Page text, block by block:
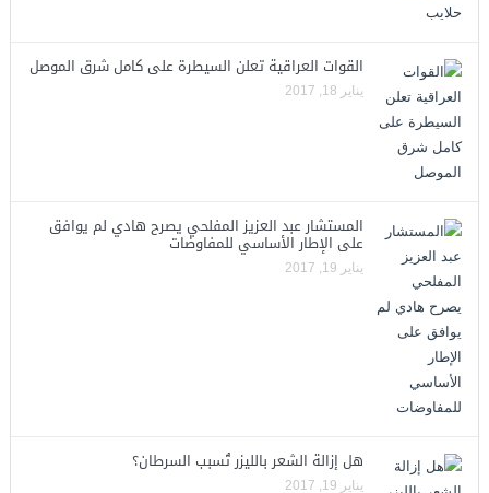
القوات العراقية تعلن السيطرة على كامل شرق الموصل
يناير 18, 2017
المستشار عبد العزيز المفلحي يصرح هادي لم يوافق
على الإطار الأساسي للمفاوضات
يناير 19, 2017
هل إزالة الشعر بالليزر تُسبب السرطان؟
يناير 19, 2017